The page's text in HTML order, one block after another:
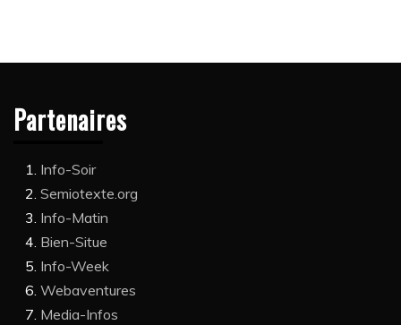
Partenaires
Info-Soir
Semiotexte.org
Info-Matin
Bien-Situe
Info-Week
Webaventures
Media-Infos